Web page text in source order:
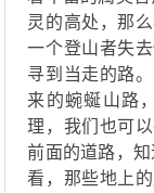
灵的高处，那
一个登山者失
寻到当走的路
来的蜿蜒山路
理，我们也可
前面的道路，
看，那些地上